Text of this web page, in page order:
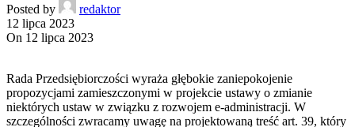
Posted by
redaktor
12 lipca 2023
On 12 lipca 2023
Rada Przedsiębiorczości wyraża głębokie zaniepokojenie
propozycjami zamieszczonymi w projekcie ustawy o zmianie
niektórych ustaw w związku z rozwojem e-administracji. W
szczególności zwracamy uwagę na projektowaną treść art. 39, który